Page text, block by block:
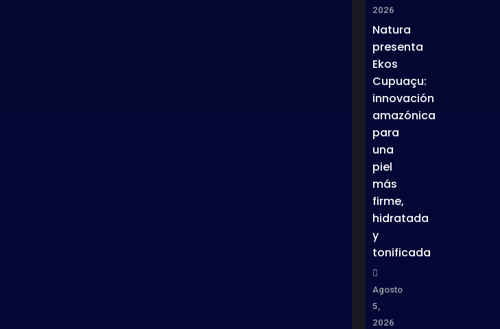
2026
Natura
presenta
Ekos
Cupuaçu:
innovación
amazónica
para
una
piel
más
firme,
hidratada
y
tonificada
Agosto
5,
2026